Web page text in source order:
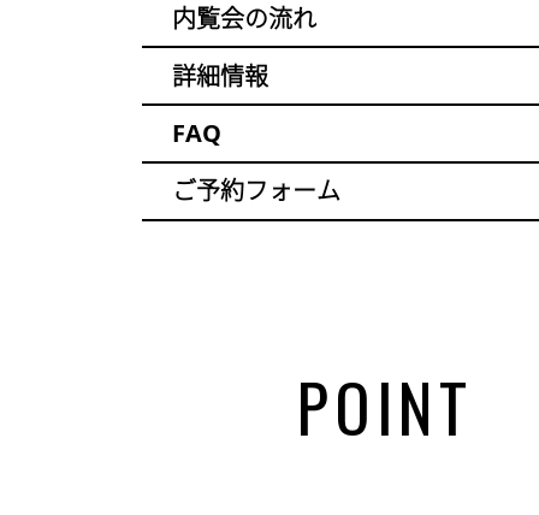
内覧会の流れ
詳細情報
FAQ
ご予約フォーム
POINT